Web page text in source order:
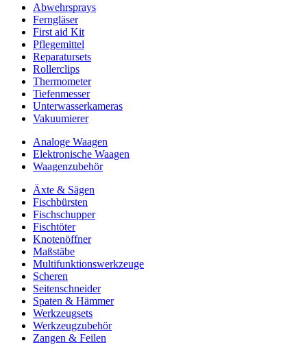
Abwehrsprays
Ferngläser
First aid Kit
Pflegemittel
Reparatursets
Rollerclips
Thermometer
Tiefenmesser
Unterwasserkameras
Vakuumierer
Analoge Waagen
Elektronische Waagen
Waagenzubehör
Äxte & Sägen
Fischbürsten
Fischschupper
Fischtöter
Knotenöffner
Maßstäbe
Multifunktionswerkzeuge
Scheren
Seitenschneider
Spaten & Hämmer
Werkzeugsets
Werkzeugzubehör
Zangen & Feilen